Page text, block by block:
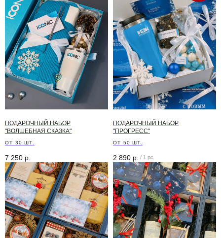
ПОДАРОЧНЫЙ НАБОР
"ВОЛШЕБНАЯ СКАЗКА"
ОТ 30 ШТ.
7 250 р.
ПОДАРОЧНЫЙ НАБОР
"ПРОГРЕСС"
ОТ 50 ШТ.
2 890 р. / 1 pc
Необходима помощь
с заказом?
Мы будем рады помочь вам!
+7 (499) 136-06-00
info@holidaybar.ru